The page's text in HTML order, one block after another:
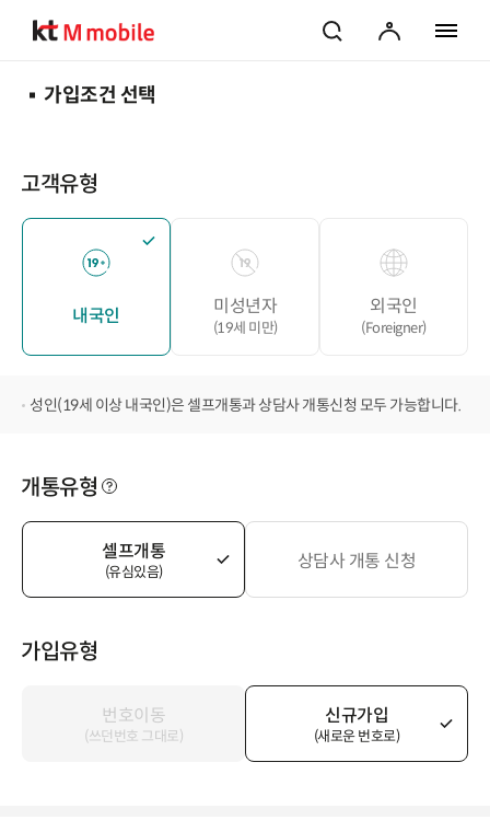
검색
마이페이지
가입조건 선택
고객유형
내국인 미성년자
(19세 미만)
외국인
(Foreigner)
성인(19세 이상 내국인)은 셀프개통과 상담사 개통신청 모두 가능합니다.
개통유형
셀프개통
(유심있음) 상담사 개통 신청
가입유형
번호이동
(쓰던번호 그대로)
신규가입
(새로운 번호로)